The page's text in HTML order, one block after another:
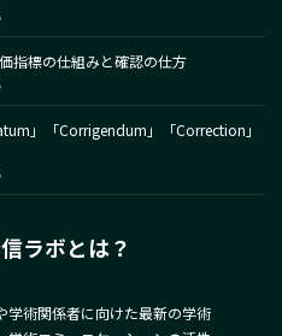
指標の仕組みと確認の仕方
」「Corrigendum」「Correction」
ラボとは？
学術関係者に向けた最新の学術